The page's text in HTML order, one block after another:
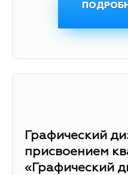
Графический
присвоением
«Графический